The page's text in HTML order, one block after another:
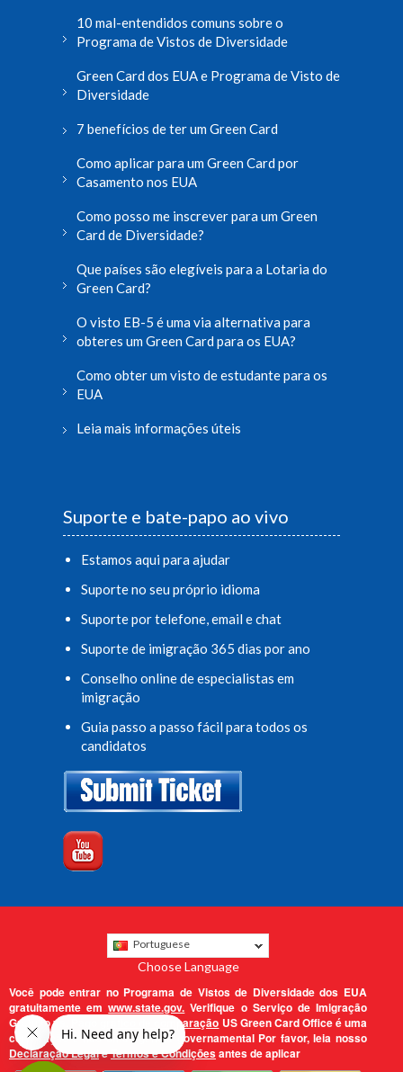
10 mal-entendidos comuns sobre o
Programa de Vistos de Diversidade
Green Card dos EUA e Programa de Visto de
Diversidade
7 benefícios de ter um Green Card
Como aplicar para um Green Card por
Casamento nos EUA
Como posso me inscrever para um Green
Card de Diversidade?
Que países são elegíveis para a Lotaria do
Green Card?
O visto EB-5 é uma via alternativa para
obteres um Green Card para os EUA?
Como obter um visto de estudante para os
EUA
Leia mais informações úteis
Suporte e bate-papo ao vivo
Estamos aqui para ajudar
Suporte no seu próprio idioma
Suporte por telefone, email e chat
Suporte de imigração 365 dias por ano
Conselho online de especialistas em
imigração
Guia passo a passo fácil para todos os
candidatos
Portuguese
Choose Language
Você pode entrar no Programa de Vistos de Diversidade dos EUA
gratuitamente emwww.state.gov. Verifique o Serviço de Imigração
Gratuito vs. Pago
gráfico de comparação US Green Card Office é uma
corporação e não uma agência governamental Por favor, leia nosso
Declaração LegaleTermos e Condiçõesantes de aplicar